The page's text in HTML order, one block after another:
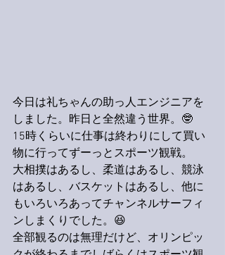
今日は礼ちゃんの助っ人エンジニアを
しました。昨日と全然違う世界。🤓
15時くらいに仕事は終わりにして買い
物に行ってずーっとスポーツ観戦。
大相撲はあるし、柔道はあるし、競泳
はあるし、バスケットはあるし、他に
もいろいろあってチャンネルサーフィ
ンしまくりでした。😆
全部観るのは無理だけど、オリンピッ